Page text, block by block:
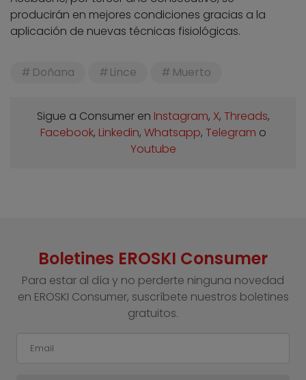
producirán en mejores condiciones gracias a la
aplicación de nuevas técnicas fisiológicas.
Doñana Lince Muerto
Sigue a Consumer en Instagram, X, Threads,
Facebook, Linkedin, Whatsapp, Telegram o
Youtube
Boletines EROSKI Consumer
Para estar al día y no perderte ninguna novedad
en EROSKI Consumer, suscríbete nuestros boletines
gratuitos.